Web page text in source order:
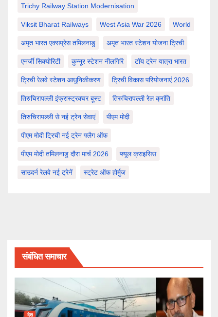
Trichy Railway Station Modernisation
Viksit Bharat Railways West Asia War 2026 World
अमृत भारत एक्सप्रेस तमिलनाडु अमृत भारत स्टेशन योजना ट्रिची
एनर्जी सिक्योरिटी कुन्नूर स्टेशन नीलगिरि टॉय ट्रेन यात्रा भारत
ट्रिची रेलवे स्टेशन आधुनिकीकरण ट्रिची विकास परियोजनाएं 2026
तिरुचिरापल्ली इंफ्रास्ट्रक्चर बूस्ट तिरुचिरापल्ली रेल क्रांति
तिरुचिरापल्ली से नई ट्रेन सेवाएं पीएम मोदी
पीएम मोदी ट्रिची नई ट्रेन फ्लैग ऑफ
पीएम मोदी तमिलनाडु दौरा मार्च 2026 फ्यूल क्राइसिस
साउदर्न रेलवे नई ट्रेनें स्ट्रेट ऑफ होर्मुज
संबंधित समाचार
देश